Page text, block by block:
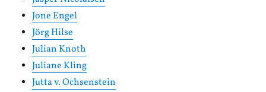
Jone Engel
Jörg Hilse
Julian Knoth
Juliane Kling
Jutta v. Ochsenstein